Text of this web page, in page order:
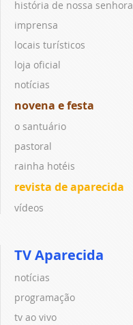
história de nossa senhora
imprensa
locais turísticos
loja oficial
notícias
novena e festa
o santuário
pastoral
rainha hotéis
revista de aparecida
vídeos
TV Aparecida
notícias
programação
tv ao vivo